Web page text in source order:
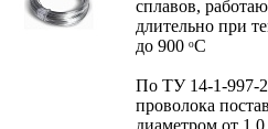
сплавов,
длительно при
до 900 ᵒС
По ТУ 14-1-997-
проволока
диаметром от